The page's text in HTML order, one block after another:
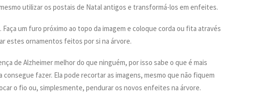
utilizar os postais de Natal antigos e transformá-los em enfeites.
um furo próximo ao topo da imagem e coloque corda ou fita através
estes ornamentos feitos por si na árvore.
de Alzheimer melhor do que ninguém, por isso sabe o que é mais
consegue fazer. Ela pode recortar as imagens, mesmo que não fiquem
o fio ou, simplesmente, pendurar os novos enfeites na árvore.